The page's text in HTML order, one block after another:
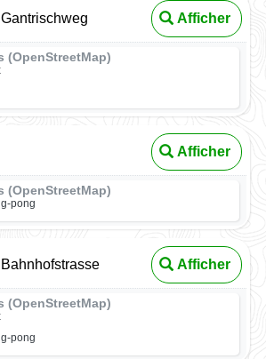
Afficher
(OpenStreetMap)
Afficher
(OpenStreetMap)
pong
Afficher
(OpenStreetMap)
pong